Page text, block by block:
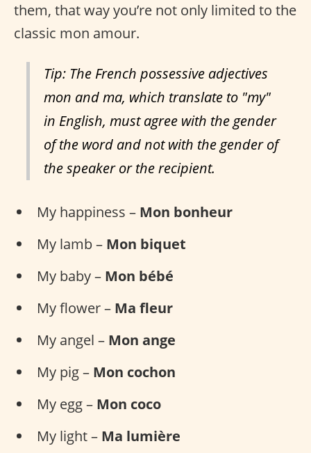
them, that way you’re not only limited to the
classic mon amour.
Tip: The French possessive adjectives
mon and ma, which translate to "my"
in English, must agree with the gender
of the word and not with the gender of
the speaker or the recipient.
My happiness – Mon bonheur
My lamb – Mon biquet
My baby – Mon bébé
My flower – Ma fleur
My angel – Mon ange
My pig – Mon cochon
My egg – Mon coco
My light – Ma lumière